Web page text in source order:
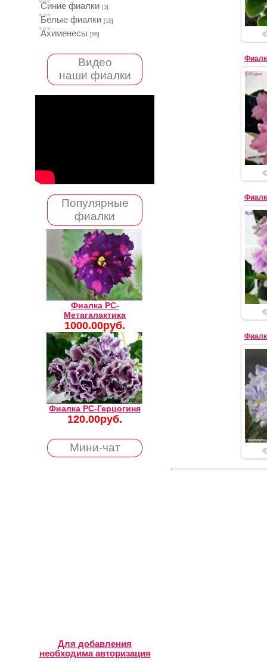
Синие фиалки [3]
Белые фиалки [16]
Ахименесы [99]
Видео
наши фиалки
Популярные
фиалки
Фиалка РС-
Метагалактика
1000.00руб.
Фиалка РС-Герцогиня
120.00руб.
Мини-чат
Для добавления
необходима авторизация